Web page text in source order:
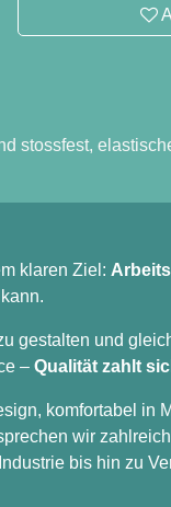
und
klaren Ziel:
verlassen kann.
zu gestalten und
Homeoffice –
Design,
sprechen
Industrie bis